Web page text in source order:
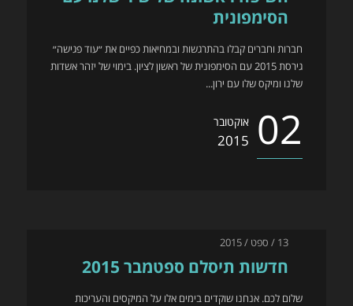
הסימפונית
חברות וחברים קבלו בהתרגשות ובמחיאות כפיים את ״עוד פגישה״
גירסת 2015 עם הסימפונית של ראשון לציון. בימוי של יזהר אשדות
שלנו ומיקס שלו עם ירון...
02 אוקטובר
2015
13 / ספט / 2015
חדשות תיסלם ספטמבר 2015
שלום לכם. אנחנו שוקדים בימים אלו על המיקסים והעריכות